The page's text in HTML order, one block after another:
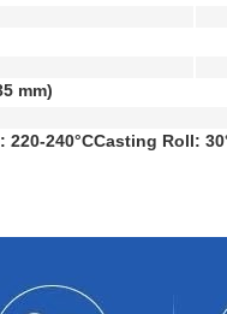
mm)
220-240°CCasting Roll: